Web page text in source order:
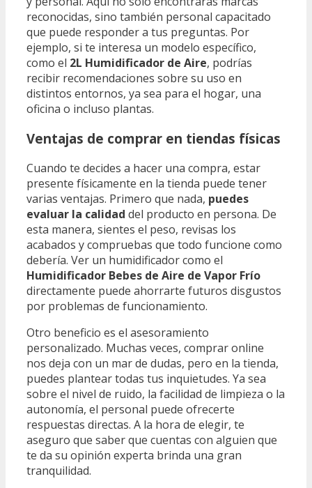
reconocidas, sino también personal capacitado
que puede responder a tus preguntas. Por
ejemplo, si te interesa un modelo específico,
como el 2L Humidificador de Aire, podrías
recibir recomendaciones sobre su uso en
distintos entornos, ya sea para el hogar, una
oficina o incluso plantas.
Ventajas de comprar en tiendas físicas
Cuando te decides a hacer una compra, estar
presente físicamente en la tienda puede tener
varias ventajas. Primero que nada, puedes
evaluar la calidad del producto en persona. De
esta manera, sientes el peso, revisas los
acabados y compruebas que todo funcione como
debería. Ver un humidificador como el
Humidificador Bebes de Aire de Vapor Frío
directamente puede ahorrarte futuros disgustos
por problemas de funcionamiento.
Otro beneficio es el asesoramiento
personalizado. Muchas veces, comprar online
nos deja con un mar de dudas, pero en la tienda,
puedes plantear todas tus inquietudes. Ya sea
sobre el nivel de ruido, la facilidad de limpieza o la
autonomía, el personal puede ofrecerte
respuestas directas. A la hora de elegir, te
aseguro que saber que cuentas con alguien que
te da su opinión experta brinda una gran
tranquilidad.